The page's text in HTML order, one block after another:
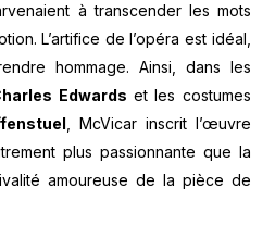
à transcender les mots
L’artifice de l’opéra est idéal,
hommage. Ainsi, dans les
Edwards et les costumes
, McVicar inscrit l’œuvre
plus passionnante que la
amoureuse de la pièce de